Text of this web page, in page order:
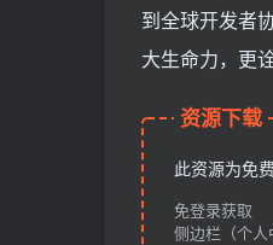
到全球开发者
大生命力，更
资源下载
此资源为免
免登录获取
侧边栏（个